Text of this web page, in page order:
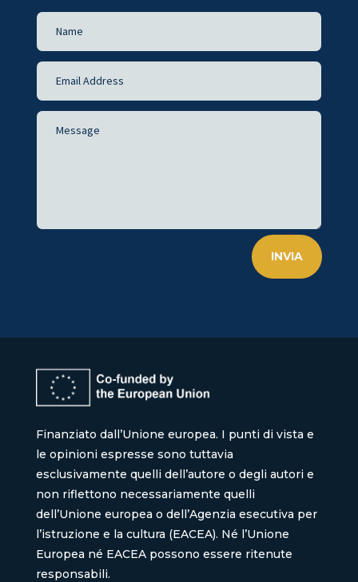
INVIA
Finanziato dall’Unione europea. I punti di vista e
le opinioni espresse sono tuttavia
esclusivamente quelli dell’autore o degli autori e
non riflettono necessariamente quelli
dell’Unione europea o dell’Agenzia esecutiva per
l’istruzione e la cultura (EACEA). Né l’Unione
Europea né EACEA possono essere ritenute
responsabili.